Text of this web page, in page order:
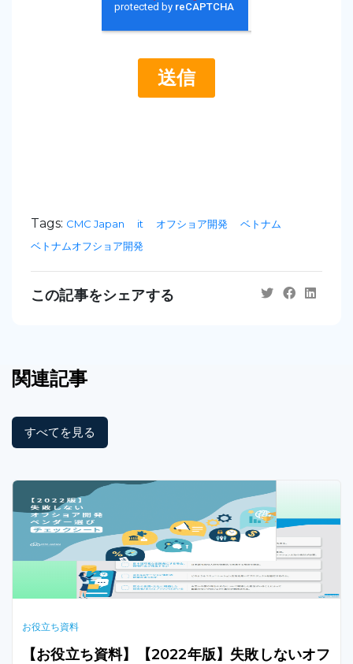
Tags: CMC Japan it オフショア開発
ベトナム
ベトナムオフショア開発
この記事をシェアする
関連記事
すべてを見る
お役立ち資料
【お役立ち資料】【2022年版】失敗しないオフ